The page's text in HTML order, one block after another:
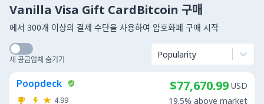
Vanilla Visa Gift CardBitcoin 구매
에서 300개 이상의 결제 수단을 사용하여 암호화폐 구매 시작
새 공급업체 숨기기 Popularity
Poopdeck
4.99
$77,670.99 USD
19.5% above market